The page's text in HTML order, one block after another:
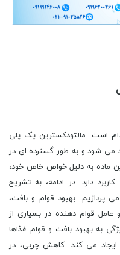
است. مالتودکسترین یک پلی
می شود و به طور گسترده ای در
ماده به دلیل خواص خاص خود،
دارد. در ادامه، به تشریح
پردازیم. بهبود قوام و بافت،
قوام دهنده در بسیاری از
به بهبود بافت و قوام غذاها
می کند. کاهش چربی، در